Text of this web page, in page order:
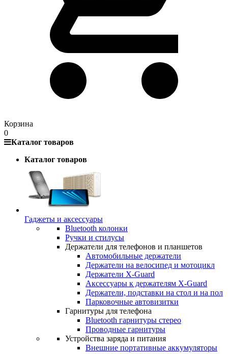
Корзина
0
Каталог товаров
Каталог товаров
Гаджеты и аксессуары
Bluetooth колонки
Ручки и стилусы
Держатели для телефонов и планшетов
Автомобильные держатели
Держатели на велосипед и мотоцикл
Держатели X-Guard
Аксессуары к держателям X-Guard
Держатели, подставки на стол и на пол
Парковочные автовизитки
Гарнитуры для телефона
Bluetooth гарнитуры стерео
Проводные гарнитуры
Устройства заряда и питания
Внешние портативные аккумуляторы